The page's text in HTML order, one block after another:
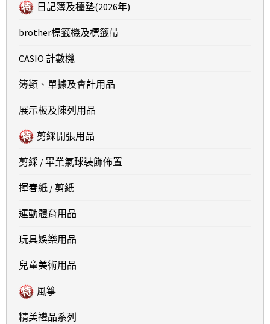
日記簿及檯墊(2026年)
brother標籤機及標籤帶
CASIO 計數機
簿類、單據及會計用品
展示板及陳列用品
剪綵開張用品
剪綵 / 畢業氣球裝飾佈置
揮春紙 / 剪紙
運動體育用品
玩具娛樂用品
兒童美術用品
風箏
精美禮品系列